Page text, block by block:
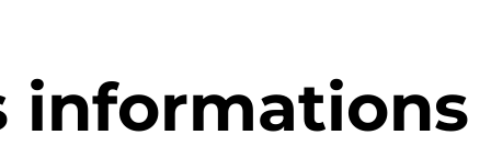
informations